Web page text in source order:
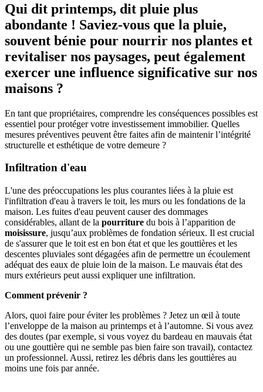
Qui dit printemps, dit pluie plus
abondante ! Saviez-vous que la pluie,
souvent bénie pour nourrir nos plantes et
revitaliser nos paysages, peut également
exercer une influence significative sur nos
maisons ?
En tant que propriétaires, comprendre les conséquences possibles est
essentiel pour protéger votre investissement immobilier. Quelles
mesures préventives peuvent être faites afin de maintenir l’intégrité
structurelle et esthétique de votre demeure ?
Infiltration d'eau
L'une des préoccupations les plus courantes liées à la pluie est
l'infiltration d'eau à travers le toit, les murs ou les fondations de la
maison. Les fuites d'eau peuvent causer des dommages
considérables, allant de la pourriture du bois à l’apparition de
moisissure, jusqu’aux problèmes de fondation sérieux. Il est crucial
de s'assurer que le toit est en bon état et que les gouttières et les
descentes pluviales sont dégagées afin de permettre un écoulement
adéquat des eaux de pluie loin de la maison. Le mauvais état des
murs extérieurs peut aussi expliquer une infiltration.
Comment prévenir ?
Alors, quoi faire pour éviter les problèmes ? Jetez un œil à toute
l’enveloppe de la maison au printemps et à l’automne. Si vous avez
des doutes (par exemple, si vous voyez du bardeau en mauvais état
ou une gouttière qui ne semble pas bien faire son travail), contactez
un professionnel. Aussi, retirez les débris dans les gouttières au
moins une fois par année.